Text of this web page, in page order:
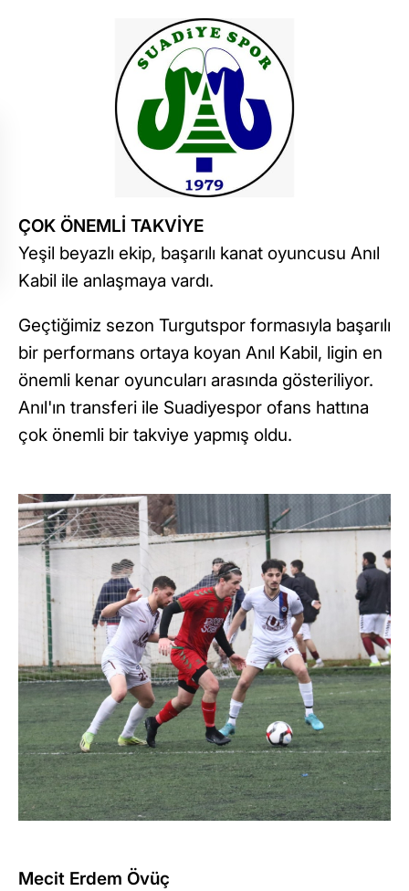
ÇOK ÖNEMLİ TAKVİYE
Yeşil beyazlı ekip, başarılı kanat oyuncusu Anıl
Kabil ile anlaşmaya vardı.
Geçtiğimiz sezon Turgutspor formasıyla başarılı
bir performans ortaya koyan Anıl Kabil, ligin en
önemli kenar oyuncuları arasında gösteriliyor.
Anıl'ın transferi ile Suadiyespor ofans hattına
çok önemli bir takviye yapmış oldu.
Mecit Erdem Övüç